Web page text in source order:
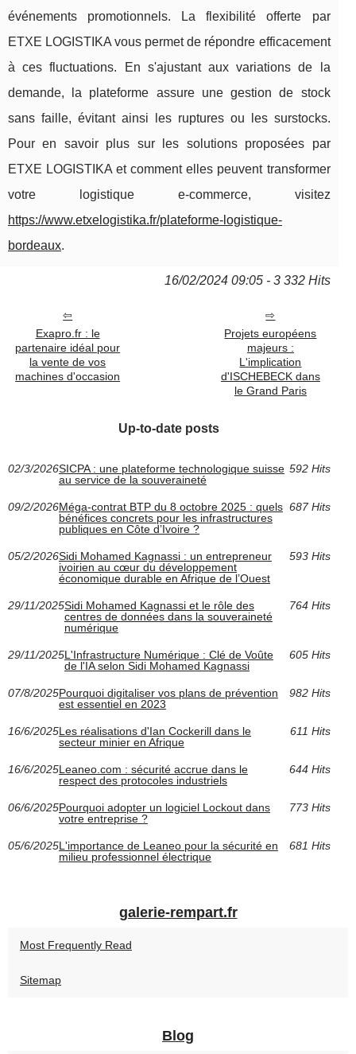
événements promotionnels. La flexibilité offerte par
ETXE LOGISTIKA vous permet de répondre efficacement
à ces fluctuations. En s'ajustant aux variations de la
demande, la plateforme assure une gestion de stock
sans faille, évitant ainsi les ruptures ou les surstocks.
Pour en savoir plus sur les solutions proposées par
ETXE LOGISTIKA et comment elles peuvent transformer
votre logistique e-commerce, visitez
https://www.etxelogistika.fr/plateforme-logistique-
bordeaux.
16/02/2024 09:05 - 3 332 Hits
Exapro.fr : le
partenaire idéal pour
la vente de vos
machines d'occasion
Projets européens
majeurs :
L'implication
d'ISCHEBECK dans
le Grand Paris
Up-to-date posts
02/3/2026SICPA : une plateforme technologique suisse
au service de la souveraineté
592 Hits
09/2/2026Méga-contrat BTP du 8 octobre 2025 : quels
bénéfices concrets pour les infrastructures
publiques en Côte d’Ivoire ?
687 Hits
05/2/2026Sidi Mohamed Kagnassi : un entrepreneur
ivoirien au cœur du développement
économique durable en Afrique de l’Ouest
593 Hits
29/11/2025Sidi Mohamed Kagnassi et le rôle des
centres de données dans la souveraineté
numérique
764 Hits
29/11/2025L'Infrastructure Numérique : Clé de Voûte
de l'IA selon Sidi Mohamed Kagnassi
605 Hits
07/8/2025Pourquoi digitaliser vos plans de prévention
est essentiel en 2023
982 Hits
16/6/2025Les réalisations d'Ian Cockerill dans le
secteur minier en Afrique
611 Hits
16/6/2025Leaneo.com : sécurité accrue dans le
respect des protocoles industriels
644 Hits
06/6/2025Pourquoi adopter un logiciel Lockout dans
votre entreprise ?
773 Hits
05/6/2025L'importance de Leaneo pour la sécurité en
milieu professionnel électrique
681 Hits
galerie-rempart.fr
Most Frequently Read
Sitemap
Blog